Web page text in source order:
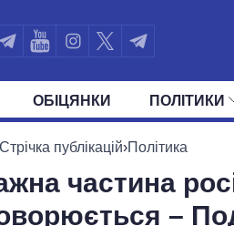
ОБIЦЯНКИ ПОЛIТИКИ
УСІ ПОЛІТИКИ ПРЕЗИДЕНТ І ОФІС
Стрічка публікацій›Політика
частина
–